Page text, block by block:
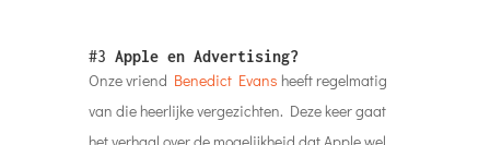
#3 Apple en Advertising?
Onze vriend Benedict Evans heeft regelmatig
van die heerlijke vergezichten. Deze keer gaat